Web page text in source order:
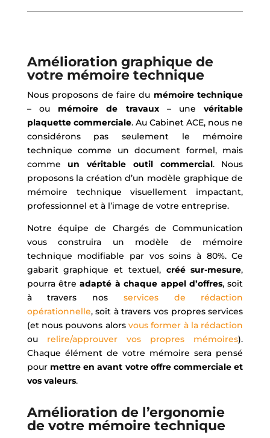
Amélioration graphique de
votre mémoire technique
Nous proposons de faire du mémoire technique
– ou mémoire de travaux– unevéritable
plaquette commerciale. Au Cabinet ACE, nous ne
considérons pas seulement le mémoire
technique comme un document formel, mais
comme un véritable outil commercial. Nous
proposons la création d’un modèle graphique de
mémoire technique visuellement impactant,
professionnel et à l’image de votre entreprise.
Notre équipe de Chargés de Communication
vous construira un modèle de mémoire
technique modifiable par vos soins à 80%. Ce
gabarit graphique et textuel, créé sur-mesure,
pourra êtreadapté à chaque appel d’offres, soit
à travers nos services de rédaction
opérationnelle, soit à travers vos propres services
(et nous pouvons alors vous former à la rédaction
ou relire/approuver vos propres mémoires).
Chaque élément de votre mémoire sera pensé
pour mettre en avant votre offre commerciale et
vos valeurs.
Amélioration de l’ergonomie
de votre mémoire technique